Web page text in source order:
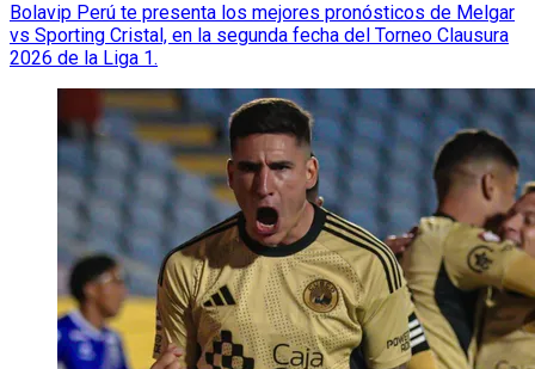
Bolavip Perú te presenta los mejores pronósticos de Melgar
vs Sporting Cristal, en la segunda fecha del Torneo Clausura
2026 de la Liga 1.